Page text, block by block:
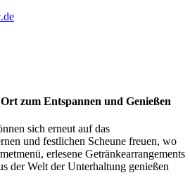
zum Entspannen und Genießen
sich erneut auf das
und festlichen Scheune freuen, wo
erlesene Getränkearrangements
der Welt der Unterhaltung genießen